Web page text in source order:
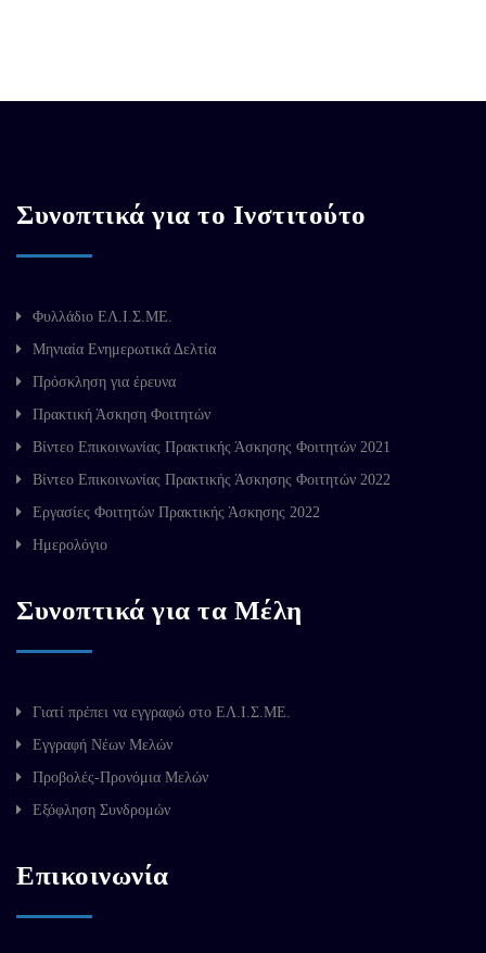
Συνοπτικά για το Ινστιτούτο
Φυλλάδιο ΕΛ.Ι.Σ.ΜΕ.
Μηνιαία Ενημερωτικά Δελτία
Πρόσκληση για έρευνα
Πρακτική Άσκηση Φοιτητών
Βίντεο Επικοινωνίας Πρακτικής Άσκησης Φοιτητών 2021
Βίντεο Επικοινωνίας Πρακτικής Άσκησης Φοιτητών 2022
Εργασίες Φοιτητών Πρακτικής Άσκησης 2022
Ημερολόγιο
Συνοπτικά για τα Μέλη
Γιατί πρέπει να εγγραφώ στο ΕΛ.Ι.Σ.ΜΕ.
Εγγραφή Νέων Μελών
Προβολές-Προνόμια Μελών
Εξόφληση Συνδρομών
Επικοινωνία